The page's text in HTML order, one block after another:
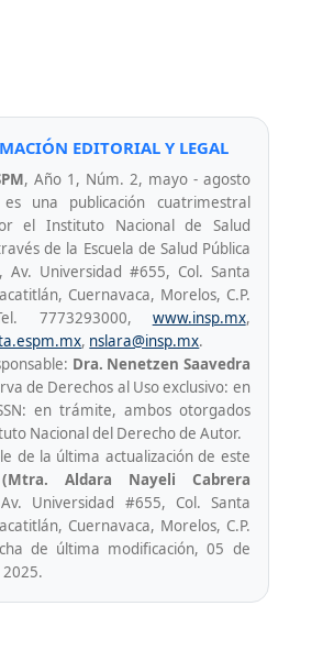
EDITORIAL Y LEGAL
, Año 1, Núm. 2, mayo - agosto
una publicación cuatrimestral
el Instituto Nacional de Salud
de la Escuela de Salud Pública
Av. Universidad #655, Col. Santa
Cuernavaca, Morelos, C.P.
7773293000, www.insp.mx,
, nslara@insp.mx.
Dra. Nenetzen Saavedra
de Derechos al Uso exclusivo: en
en trámite, ambos otorgados
Nacional del Derecho de Autor.
de la última actualización de este
(Mtra. Aldara Nayeli Cabrera
Universidad #655, Col. Santa
Cuernavaca, Morelos, C.P.
de última modificación, 05 de